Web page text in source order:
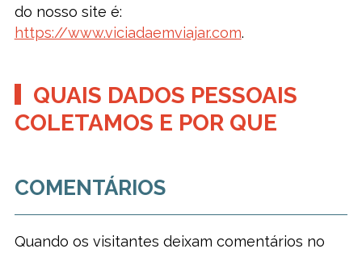
do nosso site é:
https://www.viciadaemviajar.com.
QUAIS DADOS PESSOAIS
COLETAMOS E POR QUE
COMENTÁRIOS
Quando os visitantes deixam comentários no